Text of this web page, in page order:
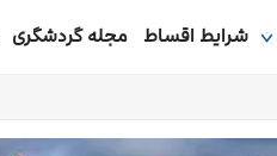
شرایط اقساط مجله گردشگری